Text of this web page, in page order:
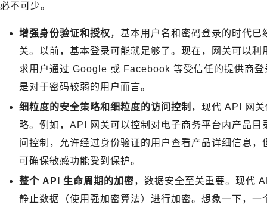
必不可少。
增强身份验证和授权，基本用户名和密码登录的时代
关。以前，基本登录可能就足够了。现在，网关可以
求用户通过 Google 或 Facebook 等受信任的提供商
是对于密码较弱的用户而言。
细粒度的安全策略和细粒度的访问控制 ，现代 API 网
略。例如，API 网关可以控制对电子商务平台内产品
问控制，允许经过身份验证的用户查看产品详细信息
可确保敏感功能受到保护。
整个 API 生命周期的加密，数据安全至关重要。现代
静止数据（使用强加密算法）进行加密。想象一下，